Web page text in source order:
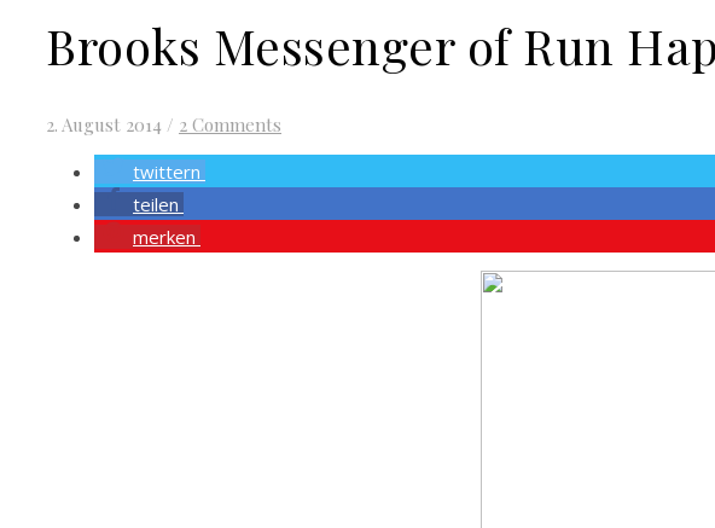
Brooks Messenger of Run
2. August 2014 / 2 Comments
twittern
teilen
merken